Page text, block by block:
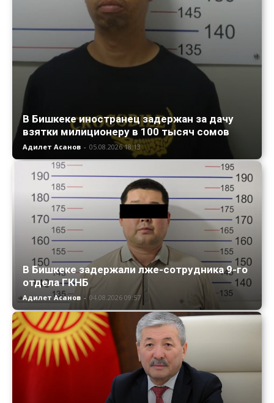
В Бишкеке иностранец задержан за дачу
взятки милиционеру в 100 тысяч сомов
Адилет Асанов - 05.08.2026 18:13
В Бишкеке задержали лже-сотрудника 9-го
отдела ГКНБ
Адилет Асанов - 04.08.2026 09:57